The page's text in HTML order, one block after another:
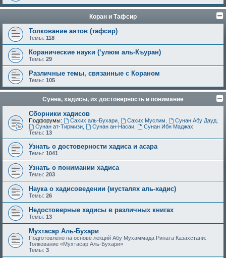
Коран и Тафсир
Толкование аятов (тафсир)
Темы: 118
Коранические науки (‘улюм аль-Къуран)
Темы: 29
Различные темы, связанные с Кораном
Темы: 105
Сунна, хадисы, их достоверность и понимание
Сборники хадисов
Подфорумы: Сахих аль-Бухари, Сахих Муслим, Сунан Абу Дауд,
Сунан ат-Тирмизи, Сунан ан-Насаи,
Сунан Ибн Маджах
Темы: 13
Узнать о достоверности хадиса и асара
Темы: 1041
Узнать о понимании хадиса
Темы: 203
Наука о хадисоведении (мусталях аль-хадис)
Темы: 26
Недостоверные хадисы в различных книгах
Темы: 13
Мухтасар Аль-Бухари
Подготовлено на основе лекций Абу Мухаммада Рината Казахстани:
Толкование «Мухтасар Аль-Бухари»
Темы: 3